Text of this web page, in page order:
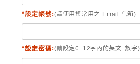
*設定帳號:(請使用您常用之 Email 信箱)
*設定密碼:(請設定6~12字內的英文+數字)